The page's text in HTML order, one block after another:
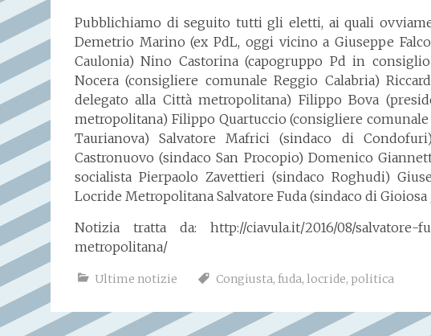
Pubblichiamo di seguito tutti gli eletti, ai quali
Demetrio Marino (ex PdL, oggi vicino a Giuseppe
Caulonia) Nino Castorina (capogruppo Pd in
Nocera (consigliere comunale Reggio Calabria)
delegato alla Città metropolitana) Filippo Bova
metropolitana) Filippo Quartuccio (consigliere
Taurianova) Salvatore Mafrici (sindaco di
Castronuovo (sindaco San Procopio) Domenico
socialista Pierpaolo Zavettieri (sindaco Roghudi)
Locride Metropolitana Salvatore Fuda (sindaco di Gioiosa
Notizia tratta da: http://ciavula.it/2016/08/salvatore-
metropolitana/
Ultime notizie Congiusta, fuda, locride, politica